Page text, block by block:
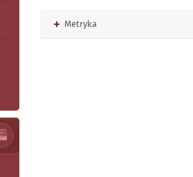
Rozwiń
Metryka